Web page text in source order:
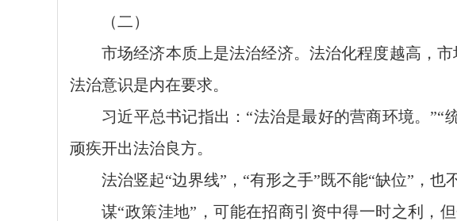
（二）
市场经济本质上是法治经济。法治化程度越高，
法治意识是内在要求。
习近平总书记指出：“法治是最好的营商环境。
顽疾开出法治良方。
法治竖起“边界线”，“有形之手”既不能“缺位”，也
谋“政策洼地”，可能在招商引资中得一时之利，